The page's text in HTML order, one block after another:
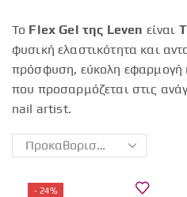
Το Flex Gel της Leven είναι
φυσική ελαστικότητα και
πρόσφυση, εύκολη εφαρμογή
που προσαρμόζεται στις
nail artist.
- 24%